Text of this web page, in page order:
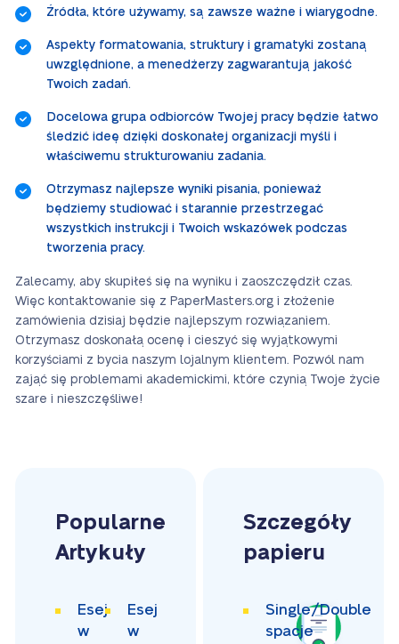
Źródła, które używamy, są zawsze ważne i wiarygodne.
Aspekty formatowania, struktury i gramatyki zostaną
uwzględnione, a menedżerzy zagwarantują jakość
Twoich zadań.
Docelowa grupa odbiorców Twojej pracy będzie łatwo
śledzić ideę dzięki doskonałej organizacji myśli i
właściwemu strukturowaniu zadania.
Otrzymasz najlepsze wyniki pisania, ponieważ
będziemy studiować i starannie przestrzegać
wszystkich instrukcji i Twoich wskazówek podczas
tworzenia pracy.
Zalecamy, aby skupiłeś się na wyniku i zaoszczędził czas.
Więc kontaktowanie się z PaperMasters.org i złożenie
zamówienia dzisiaj będzie najlepszym rozwiązaniem.
Otrzymasz doskonałą ocenę i cieszyć się wyjątkowymi
korzyściami z bycia naszym lojalnym klientem. Pozwól nam
zająć się problemami akademickimi, które czynią Twoje życie
szare i nieszczęśliwe!
Popularne
Artykuły
Esej
w
Esej
w
Szczegóły
papieru
Single/Double
spacje